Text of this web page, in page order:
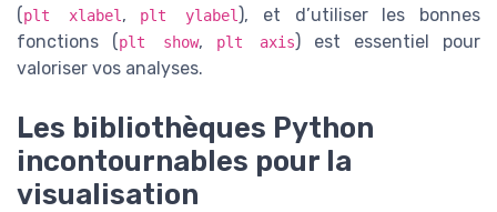
(plt xlabel , plt ylabel ), et d’utiliser les bonnes
fonctions (plt show, plt axis) est essentiel pour
valoriser vos analyses.
Les bibliothèques Python
incontournables pour la
visualisation